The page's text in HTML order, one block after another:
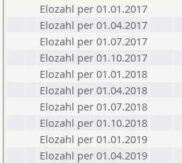
Elozahl per 01.01.2017
Elozahl per 01.04.2017
Elozahl per 01.07.2017
Elozahl per 01.10.2017
Elozahl per 01.01.2018
Elozahl per 01.04.2018
Elozahl per 01.07.2018
Elozahl per 01.10.2018
Elozahl per 01.01.2019
Elozahl per 01.04.2019